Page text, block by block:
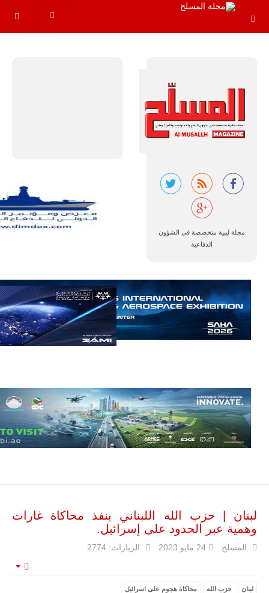
مجلة ليبية متخصصة في الشؤون
الدفاعية
المسيرة
الروسية
مع تصاعد حدة
الحرب الجوية
الروسية في
مالي رُصدت
طائرة أوريون
بدون طيار فوق
فإن الجمع بين
قدرة طائرة
أوريون على
التحليق…
للمزيد
لبنان | حزب الله اللبناني ينفذ محاكاة غارات
وهمية عبر الحدود على إسرائيل.
المسلح 24 مايو 2023 الزيارات: 2774
لبنان حزب الله محاكاة هجوم على اسرائيل